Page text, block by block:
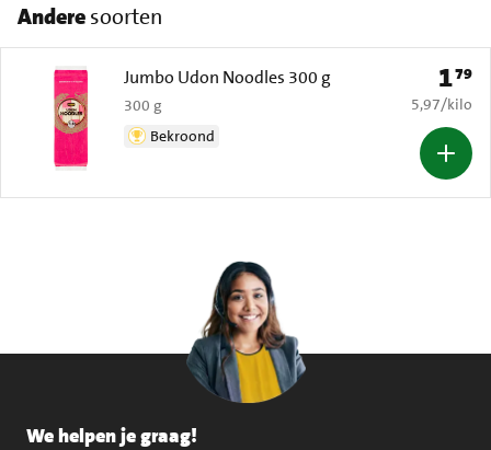
Anderesoorten
Jumbo Udon Noodles 300 g
300 g
Bekroond
Prijs:
179
€ 5,97 per
5,97/kilo
We helpen je graag!